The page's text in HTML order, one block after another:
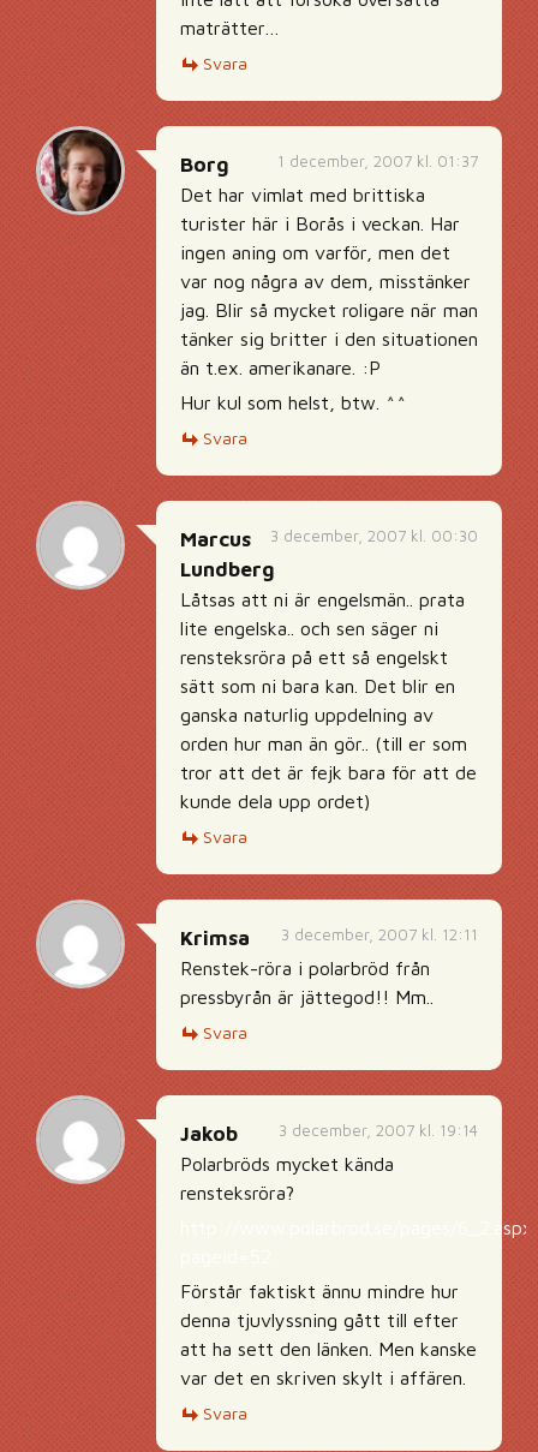
maträtter…
Svara
1 december, 2007 kl. 01:37
Borg
Det har vimlat med brittiska
turister här i Borås i veckan. Har
ingen aning om varför, men det
var nog några av dem, misstänker
jag. Blir så mycket roligare när man
tänker sig britter i den situationen
än t.ex. amerikanare. :P
Hur kul som helst, btw. ^^
Svara
3 december, 2007 kl. 00:30
Marcus
Lundberg
Låtsas att ni är engelsmän.. prata
lite engelska.. och sen säger ni
rensteksröra på ett så engelskt
sätt som ni bara kan. Det blir en
ganska naturlig uppdelning av
orden hur man än gör.. (till er som
tror att det är fejk bara för att de
kunde dela upp ordet)
Svara
3 december, 2007 kl. 12:11
Krimsa
Renstek-röra i polarbröd från
pressbyrån är jättegod!! Mm..
Svara
3 december, 2007 kl. 19:14
Jakob
Polarbröds mycket kända
rensteksröra?
http://www.polarbrod.se/pages/
Förstår faktiskt ännu mindre hur
denna tjuvlyssning gått till efter
att ha sett den länken. Men kanske
var det en skriven skylt i affären.
Svara